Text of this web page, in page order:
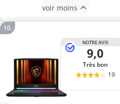
voir moins
NOTRE AVIS
9,0
Très bon
19